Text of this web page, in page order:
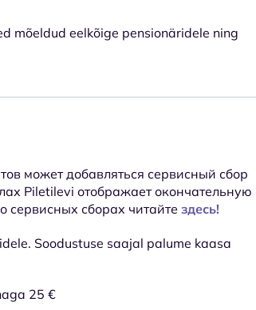
mõeldud eelkõige pensionäridele ning
может добавляться сервисный сбор
Piletilevi отображает окончательную
сервисных сборах читайте здесь!
Soodustuse saajal palume kaasa
25 €